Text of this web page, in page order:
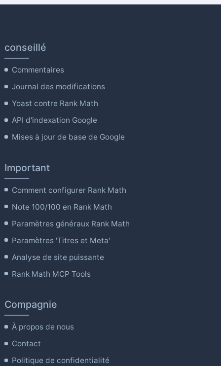
conseillé
Commentaires
Journal des modifications
Yoast contre Rank Math
API d'indexation Google
Mises à jour de base de Google
Important
Comment configurer Rank Math
Note 100/100 en Rank Math
Paramètres généraux Rank Math
Paramètres 'Titres et Meta'
Analyse de site puissante
Rank Math MCP Tools
Compagnie
À propos de nous
Contact
Politique de confidentialité